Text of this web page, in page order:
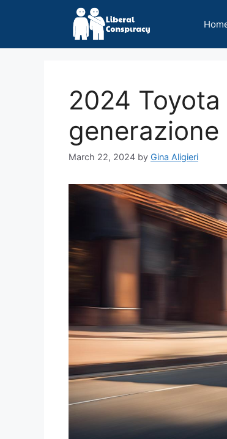
2024 Toyota
March 22, 2024 by Gina Aligieri